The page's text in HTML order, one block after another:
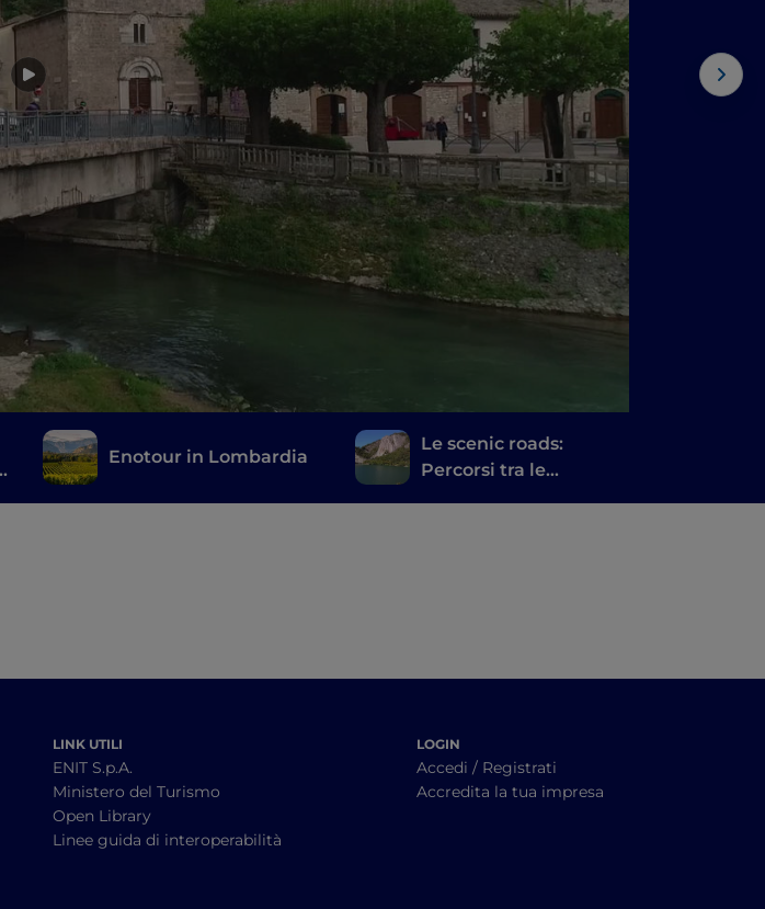
Enotour in Lombardia
Le scenic roads:
Percorsi tra le
LINK UTILI
ENIT S.p.A.
Ministero del Turismo
Open Library
Linee guida di interoperabilità
LOGIN
Accedi / Registrati
Accredita la tua impresa